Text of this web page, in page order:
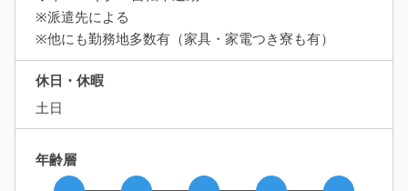
※派遣先による
※他にも勤務地多数有（家具・家電つき寮も有）
休日・休暇
土日
年齢層